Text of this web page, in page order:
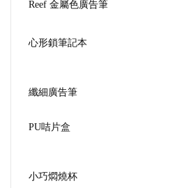
Reef 金屬色廣告筆
心形鎖筆記本
纖細廣告筆
PU咭片盒
小巧燜燒杯